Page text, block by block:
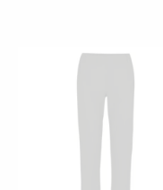
79,00 €.
KATSO PIKANÄKYMÄ